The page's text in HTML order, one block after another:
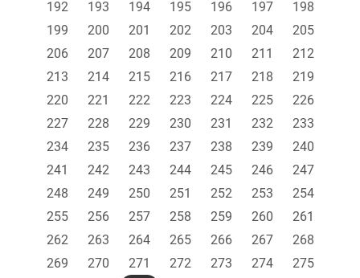
192
193 194 195 196 197
198
199
200 201 202 203 204
205
206
207 208 209 210 211
212
213
214 215 216 217 218
219
220
221 222 223 224 225
226
227
228 229 230 231 232
233
234
235 236 237 238 239
240
241
242 243 244 245 246
247
248
249 250 251 252 253
254
255
256 257 258 259 260
261
262
263 264 265 266 267
268
269
270 271 272 273 274
275